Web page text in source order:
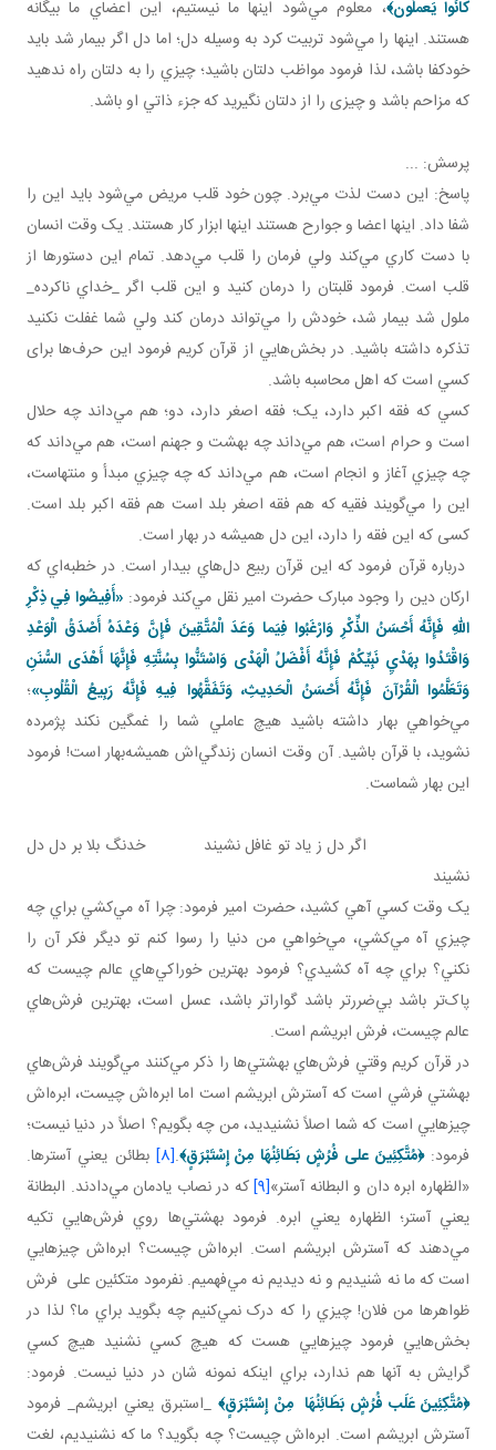
كانُوا يَعملُون﴾، معلوم مي‌شود اينها ما نيستيم، اين اعضاي ما بيگانه
هستند. اينها را مي‌شود تربيت کرد به وسيله دل؛ اما دل اگر بيمار شد بايد
خودکفا باشد، لذا فرمود مواظب دلتان باشيد؛ چيزي را به دلتان راه ندهيد
که مزاحم باشد و چيزی را از دلتان نگيريد که جزء ذاتي او باشد.
پرسش: ...
پاسخ: اين دست لذت مي‌برد. چون خود قلب مريض مي‌شود بايد اين را
شفا داد. اينها اعضا و جوارح هستند اينها ابزار کار هستند. يک وقت انسان
با دست کاري مي‌کند ولي فرمان را قلب مي‌دهد. تمام اين دستورها از
قلب است. فرمود قلبتان را درمان کنيد و اين قلب اگر _خداي ناکرده_
ملول شد بيمار شد، خودش را مي‌تواند درمان کند ولي شما غفلت نکنيد
تذکره داشته باشيد. در بخش‌هايي از قرآن کريم فرمود اين حرف‌ها برای
کسي است که اهل محاسبه باشد.
کسي که فقه اکبر دارد، يک؛ فقه اصغر دارد، دو؛ هم مي‌داند چه حلال
است و حرام است، هم مي‌داند چه بهشت و جهنم است، هم مي‌داند که
چه چيزي آغاز و انجام است، هم مي‌داند که چه چيزي مبدأ و منتهاست،
اين را مي‌گويند فقيه که هم فقه اصغر بلد است هم فقه اکبر بلد است.
کسی که اين فقه را دارد، اين دل هميشه در بهار است.
درباره قرآن فرمود که اين قرآن ربيع دل‌هاي بيدار است. در خطبه‌اي که
ارکان دين را وجود مبارک حضرت امير نقل مي‌کند فرمود: «أَفِيضُوا فِي ذِكْرِ
اللهِ فَإِنَّهُ أَحْسَنُ الذِّكْرِ وَارْغَبُوا فِيَما وَعَدَ الْمُتَّقِينَ فَإِنَّ وَعْدَهُ أَصْدَقُ الْوَعْدِ
وَاقْتَدُوا بِهَدْيِ نَبِيِّكُمْ فَإِنَّهُ أَفْضَلُ الْهَدْی وَاسْتَنُّوا بِسُنَّتِهِ فَإِنَّهَا أَهْدَى السُّنَنِ
وَتَعَلَّمُوا الْقُرْآنَ فَإِنَّهُ أَحْسَنُ الْحَدِيثِ، وَتَفَقَّهُوا فِيهِ فَإِنَّهُ رَبِيعُ الْقُلُوبِ»؛
مي‌خواهي بهار داشته باشيد هيچ عاملي شما را غمگين نکند پژمرده
نشويد، با قرآن باشيد. آن وقت انسان زندگي‌اش هميشه‌بهار است! فرمود
اين بهار شماست.
اگر دل ز ياد تو غافل نشيند خدنگ بلا بر دل دل
نشيند
يک وقت کسي آهي کشيد، حضرت امير فرمود: چرا آه مي‌کشي براي چه
چيزي آه مي‌کشي، مي‌خواهي من دنيا را رسوا کنم تو ديگر فکر آن را
نکني؟ براي چه آه کشيدي؟ فرمود بهترين خوراکي‌هاي عالم چيست که
پاک‌تر باشد بي‌‌ضررتر باشد ‌گواراتر باشد، عسل است، بهترين فرش‌هاي
عالم چيست، فرش ابريشم است.
در قرآن کريم وقتي فرش‌هاي بهشتي‌ها را ذکر مي‌کنند مي‌گويند فرش‌هاي
بهشتي فرشي است که آسترش ابريشم است اما ابره‌اش چيست، ابره‌اش
چيزهايي است که شما اصلاً نشنيديد، من چه بگويم؟ اصلاً در دنيا نيست؛
فرمود:﴿مُتَّكِئِينَ علی فُرُشٍ بَطَائِنُهَا مِنْ إِسْتَبْرَقٍ﴾.
[8]
بطائن يعني آسترها.
«الظهاره ابره دان و البطانه آستر»[9] که در نصاب يادمان مي‌دادند. البطانة
يعني آستر؛ الظهاره يعني ابره. فرمود بهشتي‌ها روي فرش‌هايي تکيه
مي‌دهند که آسترش ابريشم است. ابره‌اش چيست؟ ابره‌اش چيزهايي
است که ما نه شنيديم و نه ديديم نه مي‌فهميم. نفرمود متکئين علی فرش
ظواهرها من فلان! چيزي را که درک نمي‌کنيم چه بگويد براي ما؟ لذا در
بخش‌هايي فرمود چيزهايي هست که هيچ کسي نشنيد هيچ کسي
گرايش به آنها هم ندارد، براي اينکه نمونه شان در دنيا نيست. فرمود:
﴿مُتَّكِئِينَ عَلَب فُرُشٍ بَطَائِنُهَا مِنْ إِسْتَبْرَقٍ﴾_استبرق يعني ابريشم_ فرمود
آسترش ابريشم است. ابره‌اش چيست؟ چه بگويد؟ ما که نشنيديم، لغت